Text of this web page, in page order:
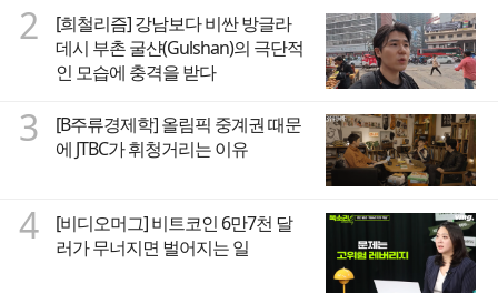
2
[희철리즘] 강남보다 비싼 방글라
데시 부촌 굴샨(Gulshan)의 극단적
인 모습에 충격을 받다
3
[B주류경제학] 올림픽 중계권 때문
에 JTBC가 휘청거리는 이유
4
[비디오머그] 비트코인 6만7천 달
러가 무너지면 벌어지는 일